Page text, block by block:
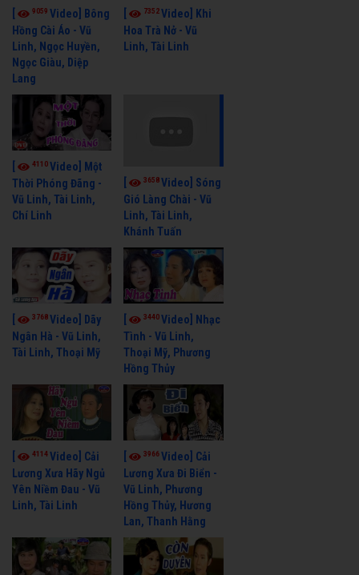
9059 Video] Bông
Hồng Cài Áo - Vũ
Linh, Ngọc Huyền,
Ngọc Giàu, Diệp
Lang
7352Video] Khi
Hoa Trà Nở - Vũ
Linh, Tài Linh
4110Video] Một
Thời Phóng Đãng -
Vũ Linh, Tài Linh,
Chí Linh
3658Video] Sóng
Gió Làng Chài - Vũ
Linh, Tài Linh,
Khánh Tuấn
3768Video] Dãy
Ngân Hà - Vũ Linh,
Tài Linh, Thoại Mỹ
3440Video] Nhạc
Tình - Vũ Linh,
Thoại Mỹ, Phương
Hồng Thủy
4114Video] Cải
Lương Xưa Hãy Ngủ
Yên Niềm Đau - Vũ
Linh, Tài Linh
3966Video] Cải
Lương Xưa Đi Biển -
Vũ Linh, Phương
Hồng Thủy, Hương
Lan, Thanh Hằng